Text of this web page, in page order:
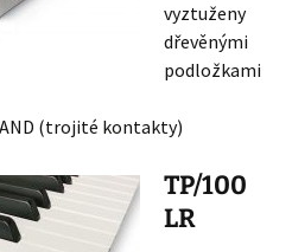
vyztuženy
dřevěnými
podložkami
(trojité kontakty)
TP/100
LR